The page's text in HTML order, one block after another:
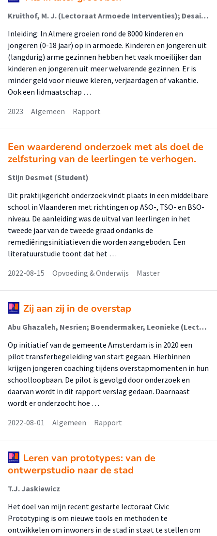
Kruithof, M. J. (Lectoraat Armoede Interventies); Desain, L. (Lectoraat Armoede Interventies); Custers, A. L. (Lectoraat Armoede Interventies)
Inleiding: In Almere groeien rond de 8000 kinderen en
jongeren (0-18 jaar) op in armoede. Kinderen en jongeren uit
(langdurig) arme gezinnen hebben het vaak moeilijker dan
kinderen en jongeren uit meer welvarende gezinnen. Er is
minder geld voor nieuwe kleren, verjaardagen of vakantie.
Ook een lidmaatschap …
2023
Algemeen Rapport
Een waarderend onderzoek met als doel de
zelfsturing van de leerlingen te verhogen.
Stijn Desmet (Student)
Dit praktijkgericht onderzoek vindt plaats in een middelbare
school in Vlaanderen met richtingen op ASO-, TSO- en BSO-
niveau. De aanleiding was de uitval van leerlingen in het
tweede jaar van de tweede graad ondanks de
remediëringsinitiatieven die worden aangeboden. Een
literatuurstudie toont dat het …
2022-08-15
Opvoeding & Onderwijs Master
Zij aan zij in de overstap
Abu Ghazaleh, Nesrien; Boendermaker, Leonieke (Lectoraat Jeugdzorg); Verheem, Esmee (Lectoraat Jeugdzorg)
Op initiatief van de gemeente Amsterdam is in 2020 een
pilot transferbegeleiding van start gegaan. Hierbinnen
krijgen jongeren coaching tijdens overstapmomenten in hun
schoolloopbaan. De pilot is gevolgd door onderzoek en
daarvan wordt in dit rapport verslag gedaan. Daarnaast
wordt er onderzocht hoe …
2022-08-01
Algemeen Rapport
Leren van prototypes: van de
ontwerpstudio naar de stad
T.J. Jaskiewicz
Het doel van mijn recent gestarte lectoraat Civic
Prototyping is om nieuwe tools en methoden te
ontwikkelen om inwoners in de stad in staat te stellen om